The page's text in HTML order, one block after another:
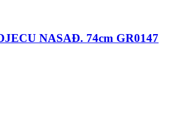
NASAĐ. 74cm GR0147